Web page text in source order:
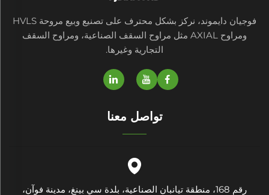
فوجيان دايموند، نركز بشكل محترف على تصنيع وبيع مروحة HVLS
ومراوح AXIAL مثل مراوح السقف الصناعية، ومراوح السقف
التجارية وغيرها.
تواصل معنا
رقم 168، منطقة تيانبان الصناعية، بلدة سي بينغ، مدينة فوآن،